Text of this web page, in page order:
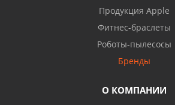
Продукция Apple
Фитнес-браслеты
Роботы-пылесосы
Бренды
О КОМПАНИИ